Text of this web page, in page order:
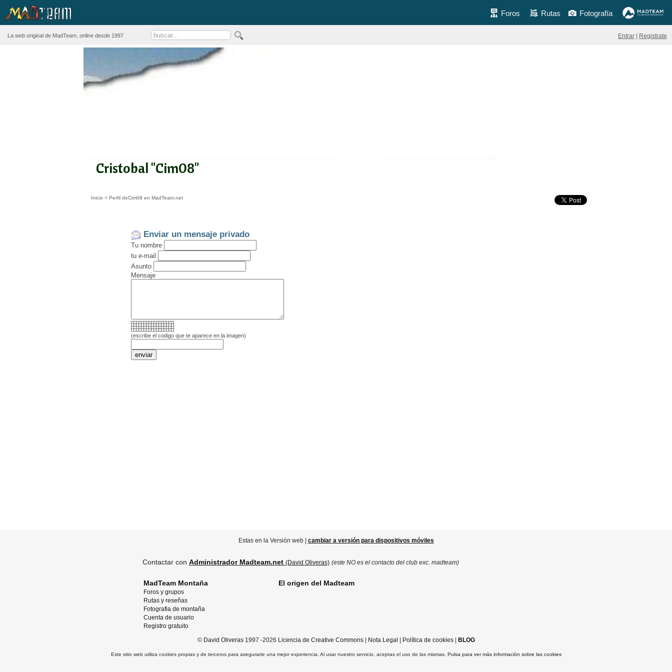
Foros Rutas Fotografía
La web original de MadTeam, online desde 1997 Entrar Registrate
Cristobal "Cim08"
Inicio > Perfil deCim08 en MadTeam.net
Enviar un mensaje privado
Tu nombre
tu e-mail
Asunto
Mensaje
(escribe el codigo que te aparece en la imagen)
Estas en la Versión web | cambiar a versión para dispositivos móviles
Contactar con Administrador Madteam.net (David Oliveras) (este NO es el contacto del club exc. madteam)
MadTeam Montaña
Foros y grupos
Rutas y reseñas
Fotografia de montaña
Cuenta de usuario
Registro gratuito
El origen del Madteam
© David Oliveras1997 -2026 Licencia de Creative Commons| Nota Legal Política de cookies| BLOG
Este sitio web utiliza cookies propias y de terceros para asegurarte una mejor experiencia. Al usar nuestro servicio, aceptas el uso de las mismas. Pulsa para ver más información sobre las cookies